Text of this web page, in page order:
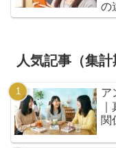
の
値
人気記事（集計
ア
関